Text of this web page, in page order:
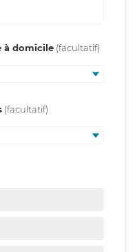
à domicile